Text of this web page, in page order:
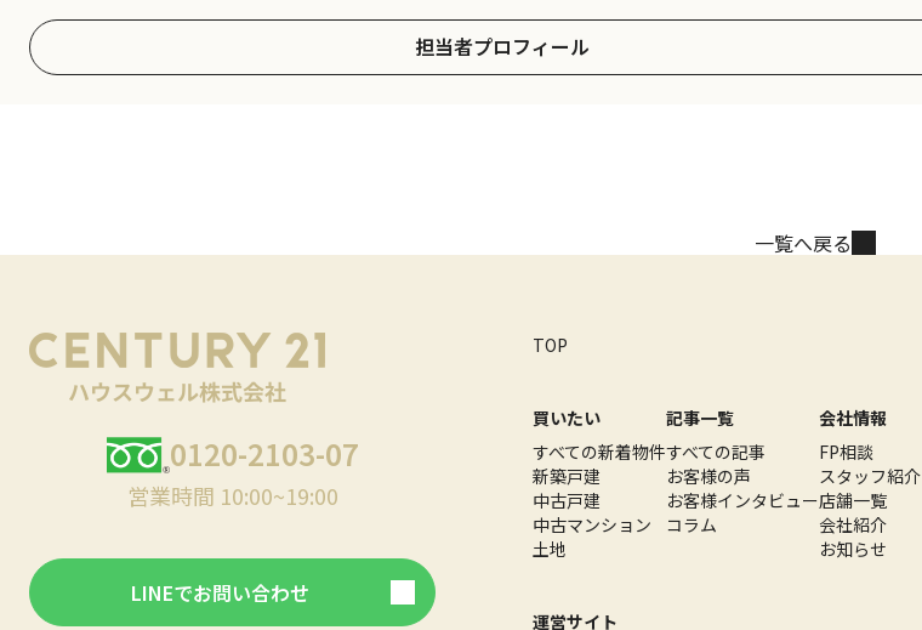
担当者プロフィール
一覧へ戻る
0120-2103-07
営業時間 10:00~19:00
LINEでお問い合わせ
TOP
買いたい
すべての新着物件
新築戸建
中古戸建
中古マンション
土地
記事一覧
すべての記事
お客様の声
お客様インタビュー
コラム
会社情報
FP相談
スタッフ紹介
店舗一覧
会社紹介
お知らせ
運営サイト